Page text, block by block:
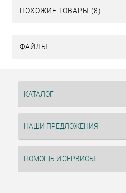
ПОХОЖИЕ ТОВАРЫ (8)
ФАЙЛЫ
КАТАЛОГ
НАШИ ПРЕДЛОЖЕНИЯ
ПОМОЩЬ И СЕРВИСЫ